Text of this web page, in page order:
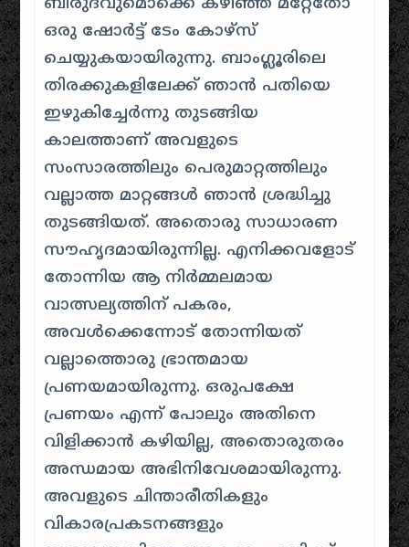
ബിരുദവുമൊക്കെ കഴിഞ്ഞ് മറ്റേതോ
ഒരു ഷോർട്ട് ടേം കോഴ്സ്
ചെയ്യുകയായിരുന്നു. ബാംഗ്ലൂരിലെ
തിരക്കുകളിലേക്ക് ഞാൻ പതിയെ
ഇഴുകിച്ചേർന്നു തുടങ്ങിയ
കാലത്താണ് അവളുടെ
സംസാരത്തിലും പെരുമാറ്റത്തിലും
വല്ലാത്ത മാറ്റങ്ങൾ ഞാൻ ശ്രദ്ധിച്ചു
തുടങ്ങിയത്. അതൊരു സാധാരണ
സൗഹൃദമായിരുന്നില്ല. എനിക്കവളോട്
തോന്നിയ ആ നിർമ്മലമായ
വാത്സല്യത്തിന് പകരം,
അവൾക്കെന്നോട് തോന്നിയത്
വല്ലാത്തൊരു ഭ്രാന്തമായ
പ്രണയമായിരുന്നു. ഒരുപക്ഷേ
പ്രണയം എന്ന് പോലും അതിനെ
വിളിക്കാൻ കഴിയില്ല, അതൊരുതരം
അന്ധമായ അഭിനിവേശമായിരുന്നു.
അവളുടെ ചിന്താരീതികളും
വികാരപ്രകടനങ്ങളും